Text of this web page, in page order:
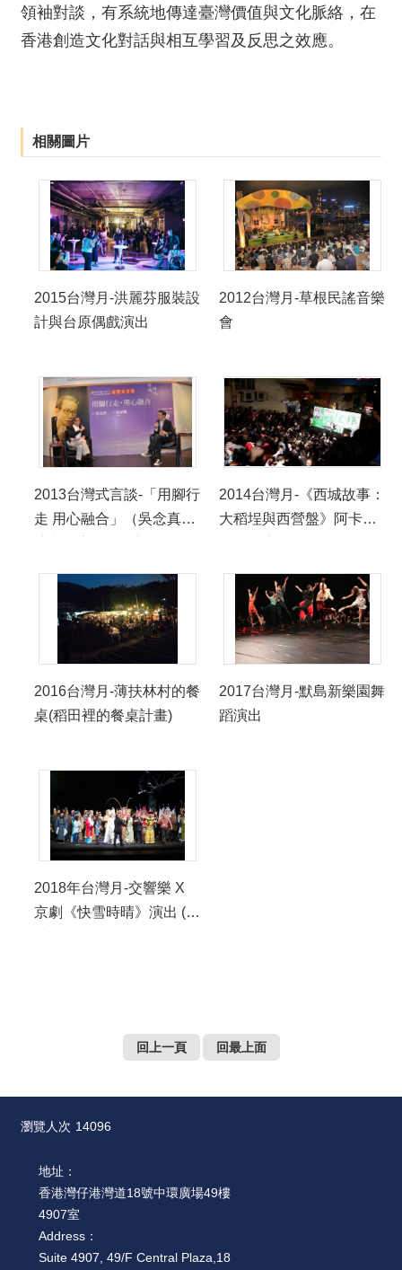
領袖對談，有系統地傳達臺灣價值與文化脈絡，在
香港創造文化對話與相互學習及反思之效應。
相關圖片
2015台灣月-洪麗芬服裝設
計與台原偶戲演出
2012台灣月-草根民謠音樂
會
2013台灣式言談-「用腳行
走 用心融合」（吳念真導
2014台灣月-《西城故事：
大稻埕與西營盤》阿卡貝
檯 創意設計
2016台灣月-薄扶林村的餐
桌(稻田裡的餐桌計畫)
2017台灣月-默島新樂園舞
蹈演出
2018年台灣月-交響樂 X
京劇《快雪時晴》演出 (香
回上一頁 回最上面
瀏覽人次 14096
地址：
香港灣仔港灣道18號中環廣場49樓
4907室
Address：
Suite 4907, 49/F Central Plaza,18